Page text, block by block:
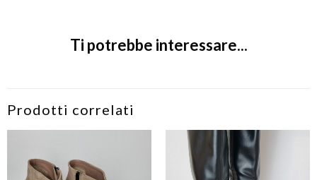
Ti potrebbe interessare...
Prodotti correlati